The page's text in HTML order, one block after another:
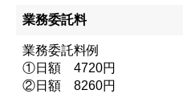
業務委託料
業務委託料例
①日額 4720円
②日額 8260円